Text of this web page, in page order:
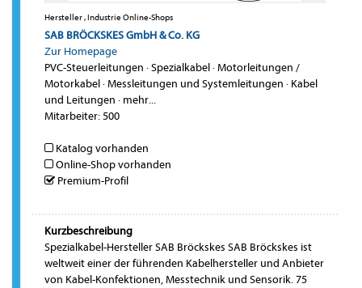
Hersteller , Industrie Online-Shops
SAB BRÖCKSKES GmbH & Co. KG
Zur Homepage
PVC-Steuerleitungen ·Spezialkabel·Motorleitungen /
Motorkabel·Messleitungen und Systemleitungen · Kabel
und Leitungen · mehr...
Mitarbeiter: 500
Katalog vorhanden
Online-Shop vorhanden
Premium-Profil
Kurzbeschreibung
Spezialkabel-Hersteller SAB Bröckskes SAB Bröckskes ist
weltweit einer der führenden Kabelhersteller und Anbieter
von Kabel-Konfektionen, Messtechnik und Sensorik. 75